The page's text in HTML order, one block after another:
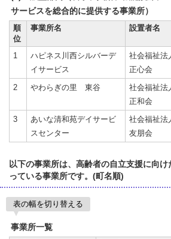
サービスを総合的に提供する事業所）
順
位
事業所名 設置者名
1
ハピネス川西シルバーデ
イサービス
社会福祉法
正心会
2
やわらぎの里 東谷
社会福祉法
正和会
3
あいな清和苑デイサービ
スセンター
社会福祉法
友朋会
以下の事業所は、高齢者の自立支援に向
っている事業所です。(町名順)
表の幅を切り替える
事業所一覧